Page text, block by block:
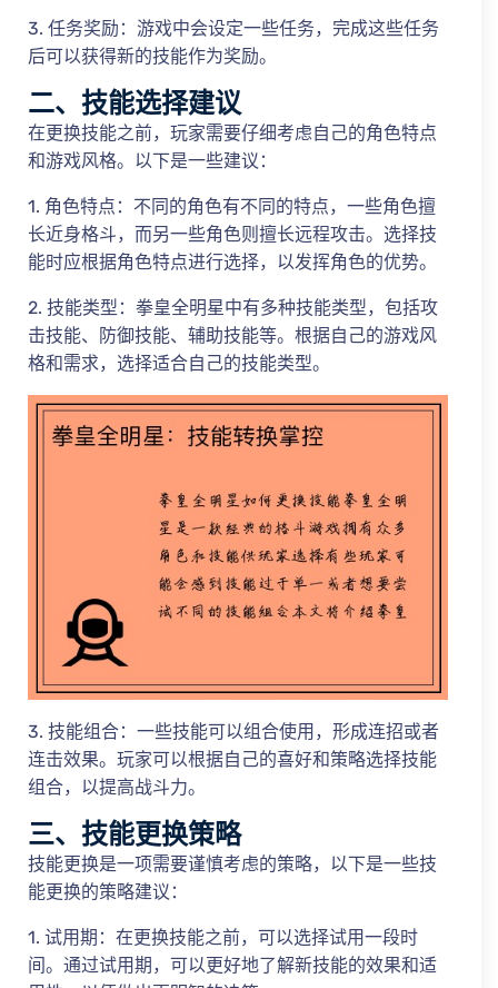
3. 任务奖励：游戏中会设定一些任务，完成这些任务
后可以获得新的技能作为奖励。
二、技能选择建议
在更换技能之前，玩家需要仔细考虑自己的角色特点
和游戏风格。以下是一些建议：
1. 角色特点：不同的角色有不同的特点，一些角色擅
长近身格斗，而另一些角色则擅长远程攻击。选择技
能时应根据角色特点进行选择，以发挥角色的优势。
2. 技能类型：拳皇全明星中有多种技能类型，包括攻
击技能、防御技能、辅助技能等。根据自己的游戏风
格和需求，选择适合自己的技能类型。
3. 技能组合：一些技能可以组合使用，形成连招或者
连击效果。玩家可以根据自己的喜好和策略选择技能
组合，以提高战斗力。
三、技能更换策略
技能更换是一项需要谨慎考虑的策略，以下是一些技
能更换的策略建议：
1. 试用期：在更换技能之前，可以选择试用一段时
间。通过试用期，可以更好地了解新技能的效果和适